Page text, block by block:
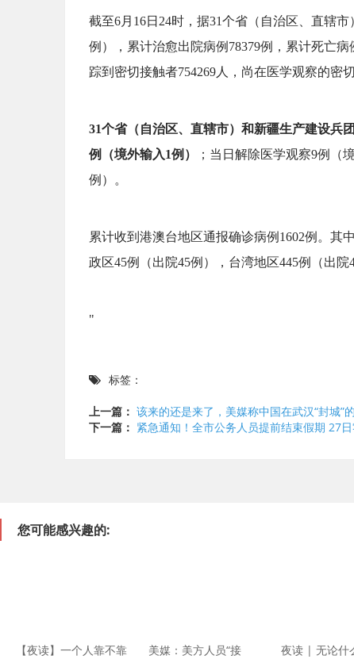
截至6月16日24时，据31个省（自治区、直辖
例），累计治愈出院病例78379例，累计死亡
踪到密切接触者754269人，尚在医学观察的密切
31个省（自治区、直辖市）和新疆生产建设兵
例（境外输入1例）
；当日解除医学观察9例（
例）。
累计收到港澳台地区通报确诊病例1602例。其
政区45例（出院45例），台湾地区445例（出院
"
标签：
上一篇： 该来的还是来了，美媒称中国在武汉“封城”
下一篇： 紧急通知！全市公务人员提前结束假期 27
您可能感兴趣的:
【夜读】一个人靠不靠
美媒：美方人员“接
夜读 | 无论什